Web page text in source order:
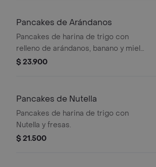
Pancakes de Arándanos
Pancakes de harina de trigo con
relleno de arándanos, banano y miel
de maple.
$ 23.900
Pancakes de Nutella
Pancakes de harina de trigo con
Nutella y fresas.
$ 21.500